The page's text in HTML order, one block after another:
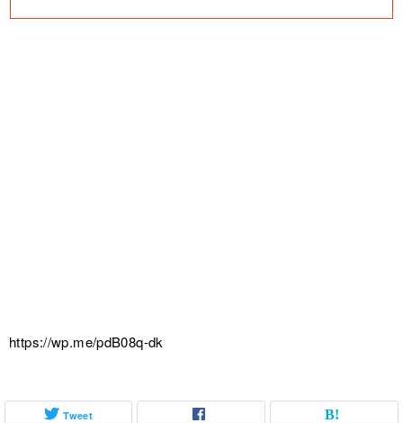
https://wp.me/pdB08q-dk
Tweet